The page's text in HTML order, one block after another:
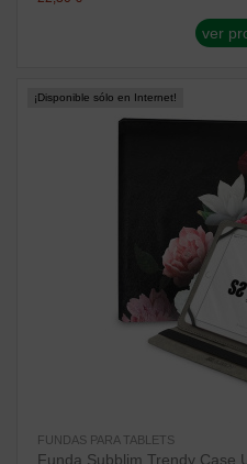
ver
¡Disponible sólo en Internet!
FUNDAS PARA TABLETS
Funda Subblim Trendy Case